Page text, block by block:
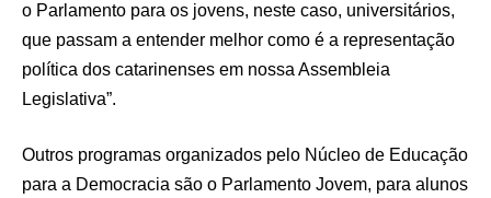
o Parlamento para os jovens, neste caso, universitários,
que passam a entender melhor como é a representação
política dos catarinenses em nossa Assembleia
Legislativa”.
Outros programas organizados pelo Núcleo de Educação
para a Democracia são o Parlamento Jovem, para alunos